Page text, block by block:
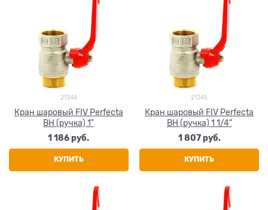
21344
Кран шаровый FIV Perfecta
ВН (ручка) 1"
1 186 руб.
КУПИТЬ
21345
Кран шаровый FIV Perfecta
ВН (ручка) 1 1/4"
1 807 руб.
КУПИТЬ